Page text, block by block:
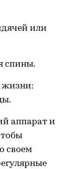
или
спины.
жизни:
аппарат и
своем